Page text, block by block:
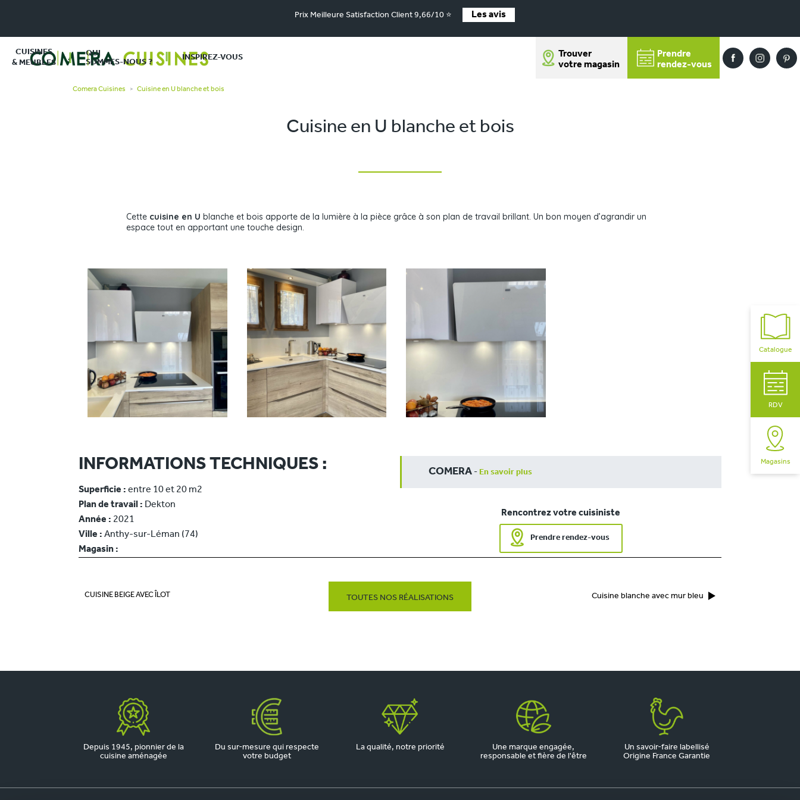
Prix Meilleure Satisfaction Client 9,66/10 ⭐ Les avis
CUISINES
& MEUBLES
QUI
SOMMES-NOUS ?
INSPIREZ-VOUS
Trouver
votre magasin
Prendre
rendez-vous
Catalogue
RDV
Magasins
Comera Cuisines > Cuisine en U blanche et bois
Cuisine en U blanche et bois
Cette cuisine en U blanche et bois apporte de la lumière à la pièce grâce à son plan de travail brillant. Un bon moyen d’agrandir un
espace tout en apportant une touche design.
INFORMATIONS TECHNIQUES :
Superficie : entre 10 et 20 m2
Plan de travail : Dekton
Année : 2021
Ville : Anthy-sur-Léman (74)
Magasin :
COMERA - En savoir plus
Rencontrez votre cuisiniste
Prendre rendez-vous
CUISINE BEIGE AVEC ÎLOT TOUTES NOS RÉALISATIONS Cuisine blanche avec mur bleu
Depuis 1945, pionnier de la
cuisine aménagée
Du sur-mesure qui respecte
votre budget
La qualité, notre priorité
Une marque engagée,
responsable et fière de l'être
Un savoir-faire labellisé
Origine France Garantie